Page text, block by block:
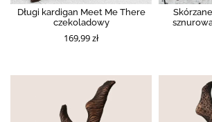
Długi kardigan Meet Me There
czekoladowy
169,99 zł